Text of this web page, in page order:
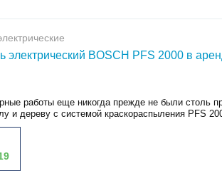
электрический BOSCH PFS 2000 в
работы еще никогда прежде не были столь
и дереву с системой краскораспыления PFS